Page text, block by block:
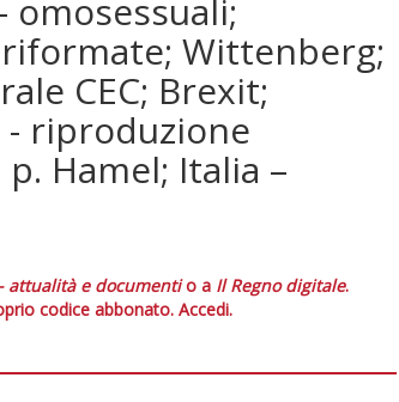
omosessuali;
Wittenberg;
CEC; Brexit;
- riproduzione
p. Hamel; Italia –
attualità e documentio a Il Regno digitale.
codice abbonato. Accedi.